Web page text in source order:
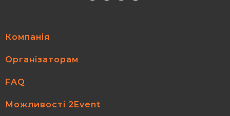
Компанія
Організаторам
FAQ
Можливості 2Event